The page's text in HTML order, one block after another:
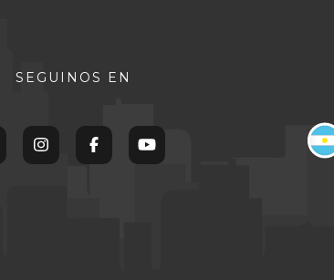
SEGUINOS EN